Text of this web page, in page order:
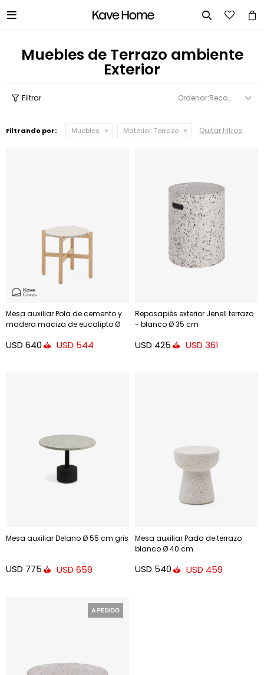
 
Muebles de Terrazo ambiente
Exterior
Recomendados
Filtrando por: Muebles Material: Terrazo Quitar filtros
Mesa auxiliar Pola de cemento y
madera maciza de eucalipto Ø
USD 640 USD 544
Reposapiés exterior Jenell terrazo
- blanco Ø 35 cm
USD 425 USD 361
Mesa auxiliar Delano Ø 55 cm gris
USD 775 USD 659
Mesa auxiliar Pada de terrazo
blanco Ø 40 cm
USD 540 USD 459